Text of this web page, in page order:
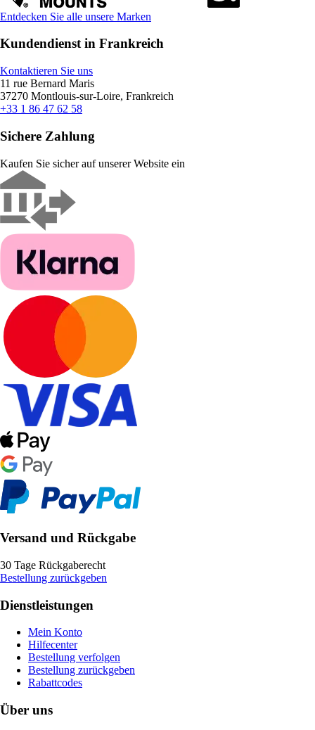
Entdecken Sie alle unsere Marken
Kundendienst in Frankreich
Kontaktieren Sie uns
11 rue Bernard Maris
37270 Montlouis-sur-Loire, Frankreich
+33 1 86 47 62 58
Sichere Zahlung
Kaufen Sie sicher auf unserer Website ein
Versand und Rückgabe
30 Tage Rückgaberecht
Bestellung zurückgeben
Dienstleistungen
Mein Konto
Hilfecenter
Bestellung verfolgen
Bestellung zurückgeben
Rabattcodes
Über uns